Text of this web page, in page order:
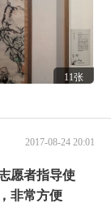
11张
2017-08-24 20:01
愿者指导使
非常方便